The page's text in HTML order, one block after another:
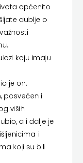
općenito
dublje o
koju imaju
je on.
posvećen i
viših
a i dalje je
i
koji su bili